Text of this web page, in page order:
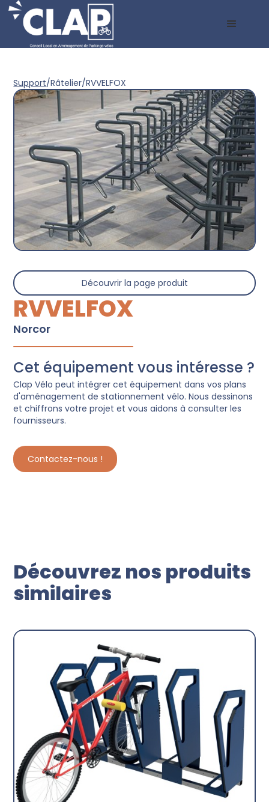
Support/Râtelier/RVVELFOX
Découvrir la page produit
RVVELFOX
Norcor
Cet équipement vous intéresse ?
Clap Vélo peut intégrer cet équipement dans vos plans
d'aménagement de stationnement vélo. Nous dessinons
et chiffrons votre projet et vous aidons à consulter les
fournisseurs.
Contactez-nous !
Découvrez nos produits
similaires